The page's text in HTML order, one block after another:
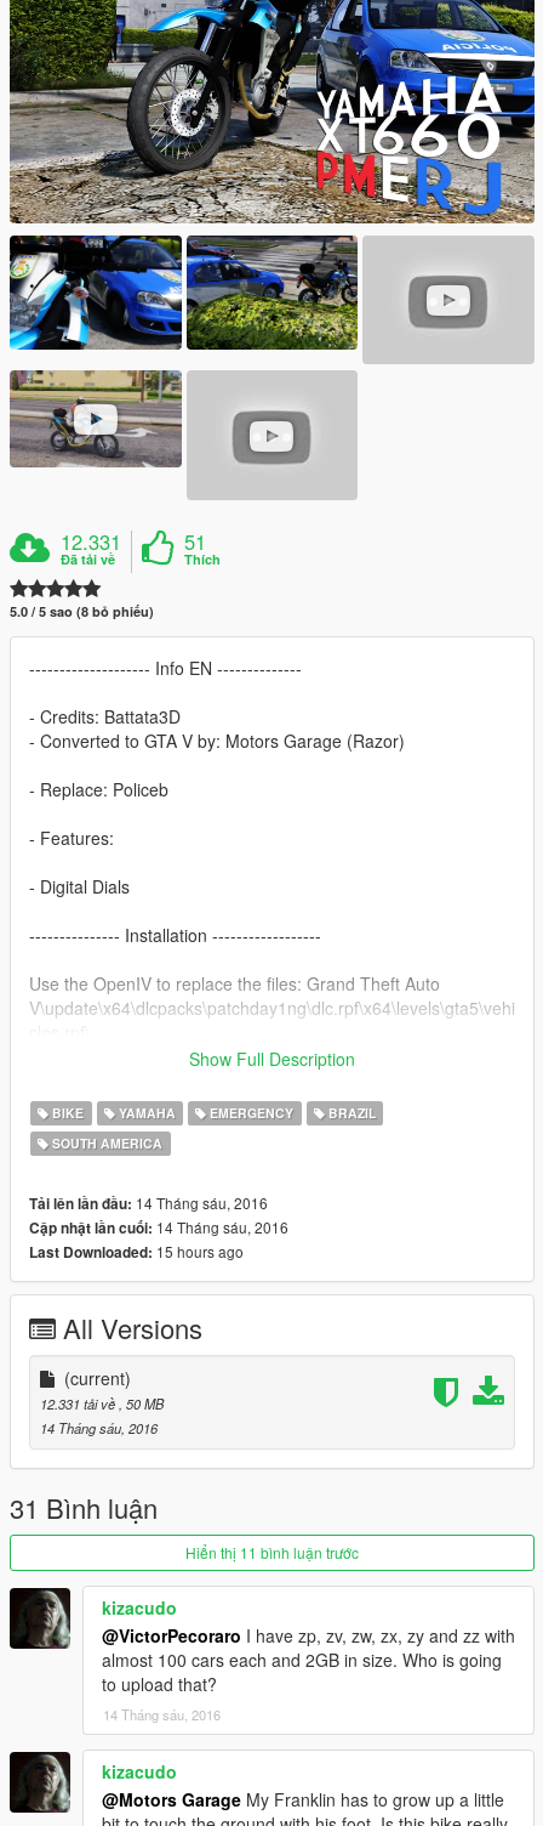
12.331
Đã tải về
51
Thích
5.0 / 5 sao (8 bỏ phiếu)
-------------------- Info EN --------------
- Credits: Battata3D
- Converted to GTA V by: Motors Garage (Razor)
- Replace: Policeb
- Features:
- Digital Dials
--------------- Installation ------------------
Use the OpenIV to replace the files: Grand Theft Auto
V\update\x64\dlcpacks\patchday1ng\dlc.rpf\x64\levels\gta5\vehi
You want me to say something? Send Mail on the page, when
possible answer: https://www.facebook.com/nfsw.lucas
if you want more mods like this, keep the credits, and the
original download link!
--------------------------------------------------------------
Sorry for my English.
-------------------- Info PT-BR --------------
- Créditos: Battata3D
- Convertido por: Motors Garage (Razor)
- O mod possui:
- Velocímetro Digital
------------------- Instalação ---------------
Use o OpenIV para substituir os arquivos em: Grand Theft
V\update\x64\dlcpacks\patchday1ng\dlc.rpf\x64\levels\gta5\vehi
cles.rpf\
-----------------------------------------------
Show Full Description
BIKE YAMAHA EMERGENCY
BRAZIL
SOUTH AMERICA
Tải lên lần đầu: 14 Tháng sáu, 2016
Cập nhật lần cuối: 14 Tháng sáu, 2016
Last Downloaded: 15 hours ago
All Versions
(current)
12.331 tải về , 50 MB
14 Tháng sáu, 2016
31 Bình luận
Hiển thị 11 bình luận trước
kizacudo
@VictorPecoraro I have zp, zv, zw, zx, zy and zz with
almost 100 cars each and 2GB in size. Who is going
to upload that?
14 Tháng sáu, 2016
kizacudo
@Motors Garage My Franklin has to grow up a little